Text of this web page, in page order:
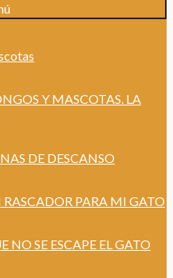
Y MASCOTAS. LA
DE DESCANSO
RASCADOR PARA MI GATO
NO SE ESCAPE EL GATO